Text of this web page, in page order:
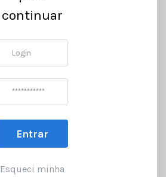
continuar
Entrar
Esqueci minha